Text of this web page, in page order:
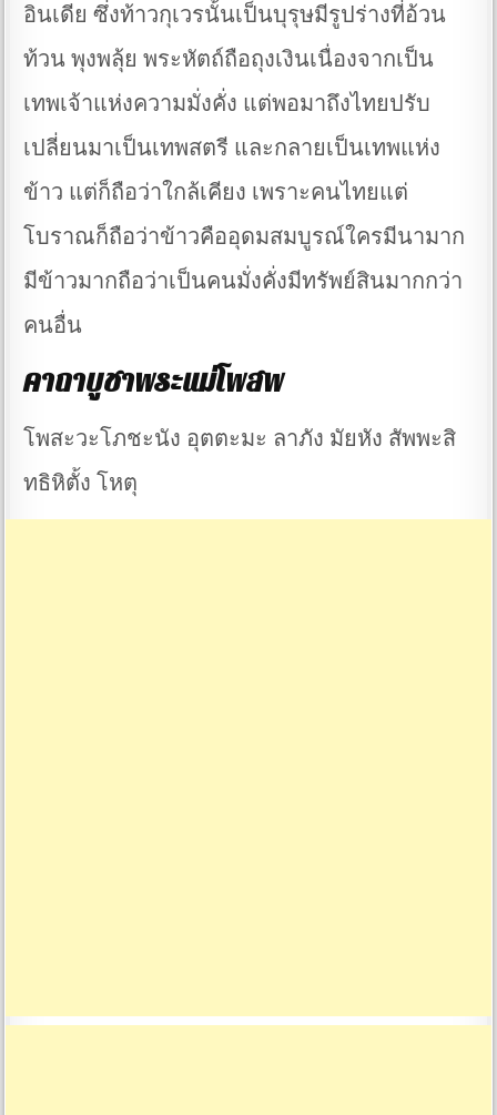
อินเดีย ซึ่งท้าวกุเวรนั้นเป็นบุรุษมีรูปร่างที่อ้วน
ท้วน พุงพลุ้ย พระหัตถ์ถือถุงเงินเนื่องจากเป็น
เทพเจ้าแห่งความมั่งคั่ง แต่พอมาถึงไทยปรับ
เปลี่ยนมาเป็นเทพสตรี และกลายเป็นเทพแห่ง
ข้าว แต่ก็ถือว่าใกล้เคียง เพราะคนไทยแต่
โบราณก็ถือว่าข้าวคืออุดมสมบูรณ์ใครมีนามาก
มีข้าวมากถือว่าเป็นคนมั่งคั่งมีทรัพย์สินมากกว่า
คนอื่น
คาถาบูชาพระแม่โพสพ
โพสะวะโภชะนัง อุตตะมะ ลาภัง มัยหัง สัพพะสิ
ทธิหิตั้ง โหตุ